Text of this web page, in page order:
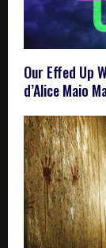
Our Effed Up
d’Alice Maio